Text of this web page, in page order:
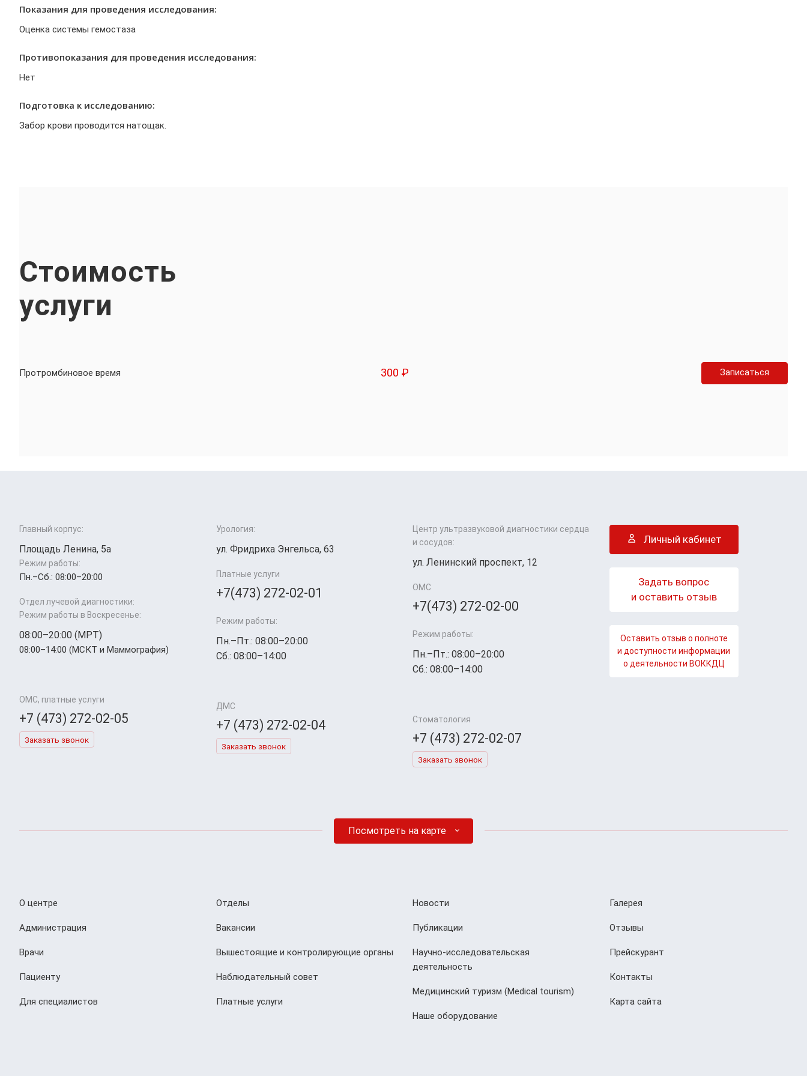
Показания для проведения исследования:
Оценка системы гемостаза
Противопоказания для проведения исследования:
Нет
Подготовка к исследованию:
Забор крови проводится натощак.
Стоимость
услуги
Протромбиновое время 300 ₽ Записаться
Главный корпус:
Площадь Ленина, 5а
Режим работы:
Пн.–Cб.: 08:00–20:00
Отдел лучевой диагностики:
Режим работы в Воскресенье:
08:00–20:00 (МРТ)
08:00–14:00 (МСКТ и Маммография)
ОМС, платные услуги
+7 (473) 272-02-05
Заказать звонок
Урология:
ул. Фридриха Энгельса, 63
Платные услуги
+7(473) 272-02-01
Режим работы:
Пн.–Пт.: 08:00–20:00
Сб.: 08:00–14:00
ДМС
+7 (473) 272-02-04
Заказать звонок
Центр ультразвуковой диагностики сердца
и сосудов:
ул. Ленинский проспект, 12
ОМС
+7(473) 272-02-00
Режим работы:
Пн.–Пт.: 08:00–20:00
Сб.: 08:00–14:00
Стоматология
+7 (473) 272-02-07
Заказать звонок
Личный кабинет
Задать вопрос
и оставить отзыв
Оставить отзыв о полноте
и доступности информации
о деятельности ВОККДЦ
Посмотреть на карте
О центре
Администрация
Врачи
Пациенту
Для специалистов
Отделы
Вакансии
Вышестоящие и контролирующие органы
Наблюдательный совет
Платные услуги
Новости
Публикации
Научно-исследовательская
деятельность
Медицинский туризм (Мedical tourism)
Наше оборудование
Галерея
Отзывы
Прейскурант
Контакты
Карта сайта